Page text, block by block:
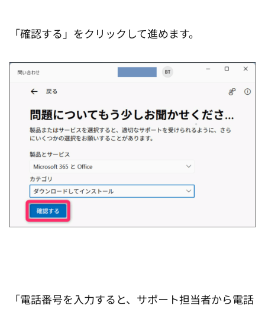
「確認する」をクリックして進めます。
「電話番号を入力すると、サポート担当者から電話